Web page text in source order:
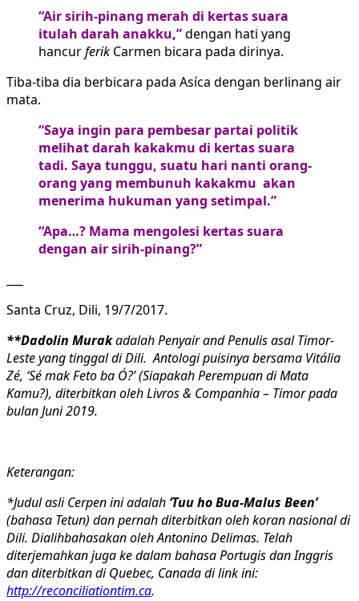
“Air sirih-pinang merah di kertas suara
itulah darah anakku,”dengan hati yang
hancurferik Carmen bicara pada dirinya.
Tiba-tiba dia berbicara pada Asíca dengan berlinang air
mata.
“Saya ingin para pembesar partai politik
melihat darah kakakmu di kertas suara
tadi. Saya tunggu, suatu hari nanti orang-
orang yang membunuh kakakmu akan
menerima hukuman yang setimpal.”
“Apa…? Mama mengolesi kertas suara
dengan air sirih-pinang?”
Santa Cruz, Dili, 19/7/2017.
**Dadolin Murakadalah Penyair and Penulis asal Timor-
Leste yang tinggal di Dili. Antologi puisinya bersama Vitália
Zé, ‘Sé mak Feto ba Ó?’ (Siapakah Perempuan di Mata
Kamu?), diterbitkan oleh Livros & Companhia – Timor pada
bulan Juni 2019.
Keterangan:
*Judul asli Cerpen ini adalah ‘Tuu ho Bua-Malus Been’
(bahasa Tetun) dan pernah diterbitkan oleh koran nasional di
Dili. Dialihbahasakan oleh Antonino Delimas. Telah
diterjemahkan juga ke dalam bahasa Portugis dan Inggris
dan diterbitkan di Quebec, Canada di link ini:
http://reconciliationtim.ca.